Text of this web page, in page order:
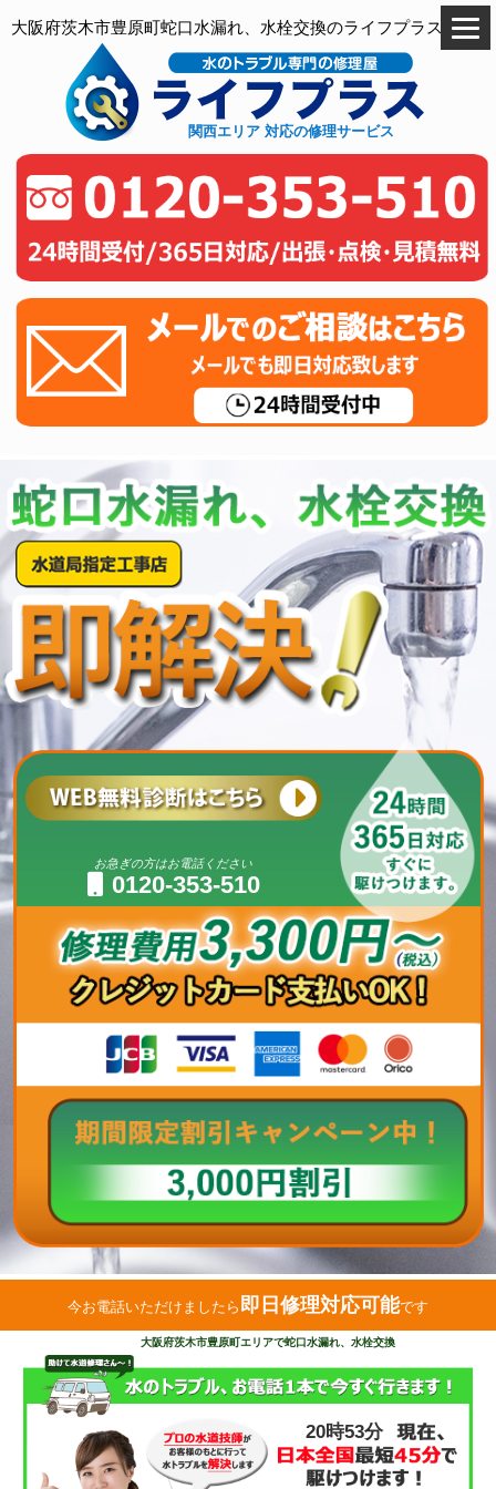
大阪府茨木市豊原町蛇口水漏れ、水栓交換のライフプラス
関西エリア 対応の修理サービス
お急ぎの方はお電話ください
0120-353-510
今お電話いただけましたら 即日修理対応可能です
大阪府茨木市豊原町エリアで蛇口水漏れ、水栓交換
20時53分